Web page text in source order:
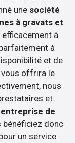
une société
à gravats et
à
à
et de
vous offrira le
nous
et
de
bénéficiez donc
un service